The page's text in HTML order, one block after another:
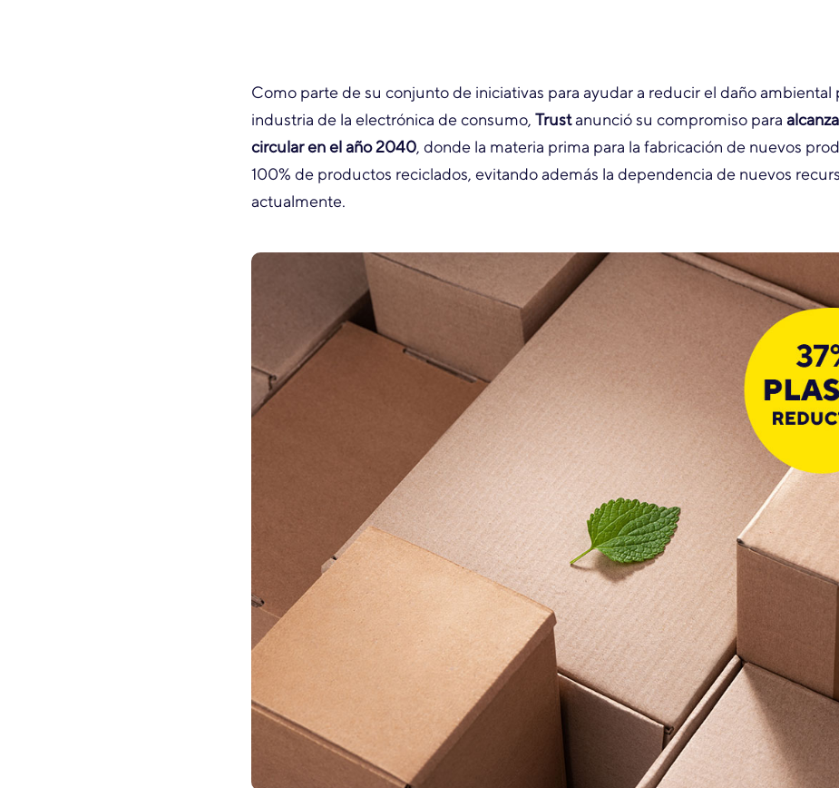
Como parte de su conjunto de iniciativas para ayudar a reducir el daño
industria de la electrónica de consumo, Trustanunció su compromiso para
circular en el año 2040, donde la materia prima para la fabricación de nuevos
100% de productos reciclados, evitando además la dependencia de nuevos
actualmente.